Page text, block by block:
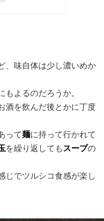
、味自体は少し濃いめか
もよるのだろうか。
酒を飲んだ後とかに丁度
って麺に持って行かれて
を繰り返しても スープの
じでツルシコ食感が楽し